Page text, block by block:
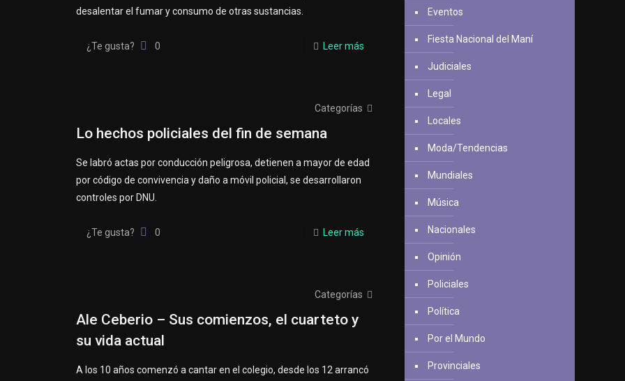
desalentar el fumar y consumo de otras sustancias.
¿Te gusta? 0 Leer más
Categorías
Lo hechos policiales del fin de semana
Se labró actas por conducción peligrosa, detienen a mayor de edad
por código de convivencia y daño a móvil policial, se desarrollaron
controles por DNU.
¿Te gusta? 0 Leer más
Categorías
Ale Ceberio – Sus comienzos, el cuarteto y
su vida actual
A los 10 años comenzó a cantar en el colegio, desde los 12 arrancó
Eventos
Fiesta Nacional del Maní
Judiciales
Legal
Locales
Moda/Tendencias
Mundiales
Música
Nacionales
Opinión
Policiales
Política
Por el Mundo
Provinciales